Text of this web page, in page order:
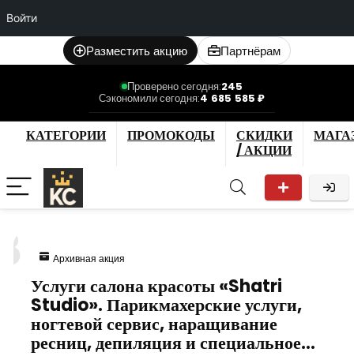
Войти
Разместить акцию Партнёрам
Проверено сегодня:245
Сэкономили сегодня:4 685 585 ₽
КАТЕГОРИИ ПРОМОКОДЫ
СКИДКИ
/ АКЦИИ
Архивная акция
Услуги салона красоты «Shatri
Studio». Парикмахерские услуги,
ногтевой сервис, наращивание
ресниц, депиляция и специальное…